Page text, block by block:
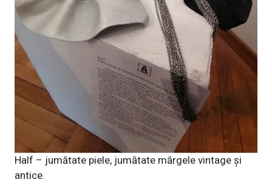
Half – jumătate piele, jumătate mărgele vintage și
antice.